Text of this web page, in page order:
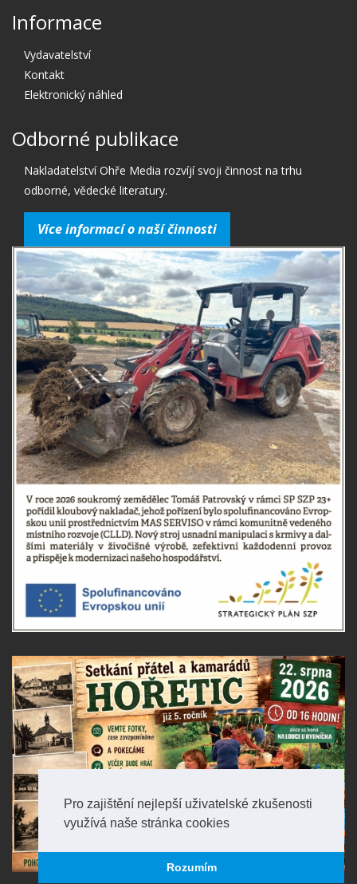
Pro zajištění nejlepší uživatelské zkušenosti
využívá naše stránka cookies
Rozumím
Informace
Vydavatelství
Kontakt
Elektronický náhled
Odborné publikace
Nakladatelství Ohře Media rozvíjí svoji činnost na trhu
odborné, vědecké literatury.
Více informací o naší činnosti